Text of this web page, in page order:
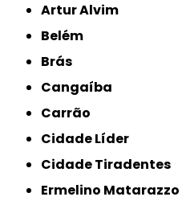
Artur Alvim
Belém
Brás
Cangaíba
Carrão
Cidade Líder
Cidade Tiradentes
Ermelino Matarazzo